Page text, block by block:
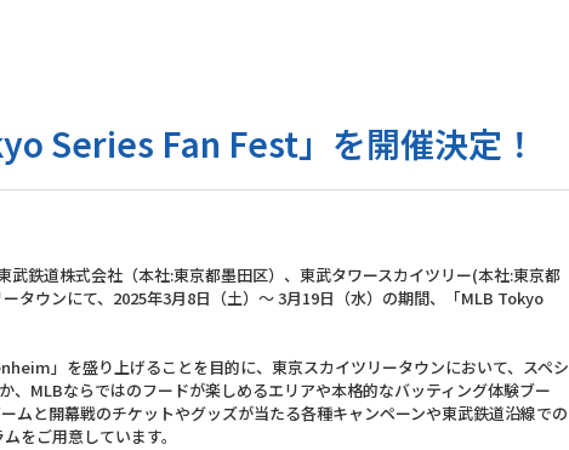
Series Fan Fest」を開催決定！
鉄道株式会社（本社:東京都墨田区）、東武タワースカイツリー(本社:東京都
タウンにて、2025年3月8日（土）～ 3月19日（水）の期間、「MLB Tokyo
」を盛り上げることを目的に、東京スカイツリータウンにおいて、スペシ
MLBならではのフードが楽しめるエリアや本格的なバッティング体験ブー
ムと開幕戦のチケットやグッズが当たる各種キャンペーンや東武鉄道沿線での
をご用意しています。